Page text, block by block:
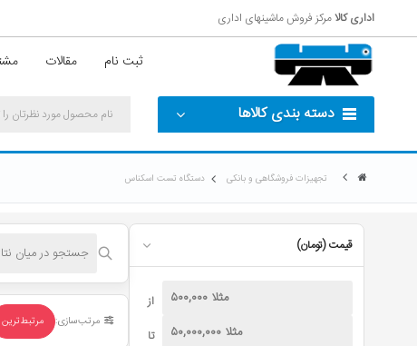
اداری کالامرکز فروش ماشینهای اداری
ثبت نام مقالات
دسته بندی کالاها
تجهیزات فروشگاهی و بانکی دستگاه تست اسکناس
قیمت (تومان)
از
تا
مرتب‌سازی: مرتبط‌ترین